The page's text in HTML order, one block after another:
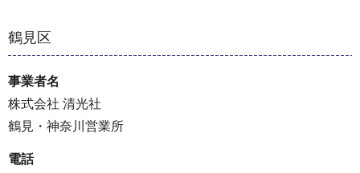
鶴見区
事業者名
株式会社 清光社
鶴見・神奈川営業所
電話